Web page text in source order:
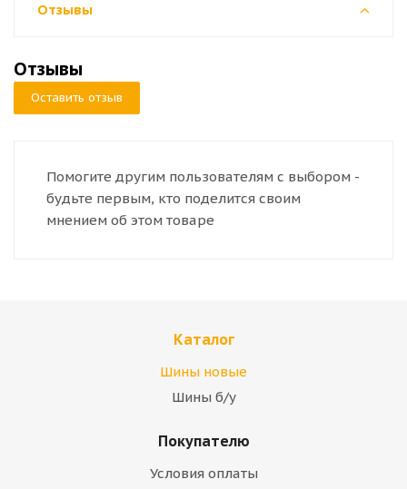
Отзывы
Отзывы
Оставить отзыв
Помогите другим пользователям с выбором -
будьте первым, кто поделится своим
мнением об этом товаре
Каталог
Шины новые
Шины б/у
Покупателю
Условия оплаты